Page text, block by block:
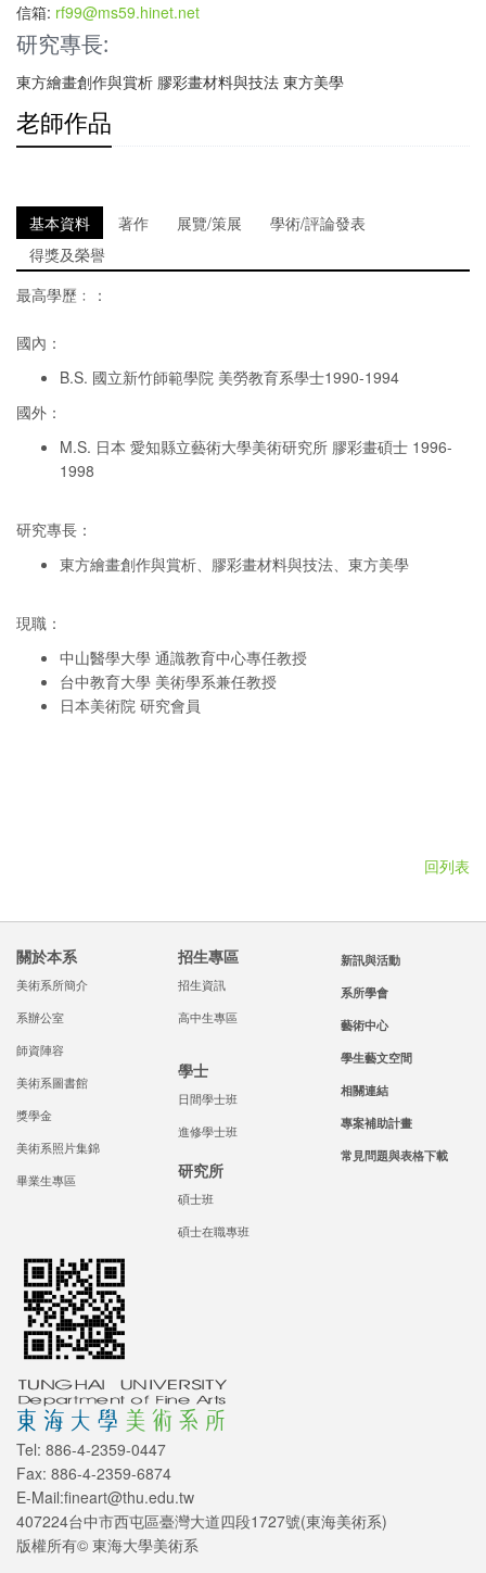
信箱: rf99@ms59.hinet.net
研究專長:
東方繪畫創作與賞析 膠彩畫材料與技法 東方美學
老師作品
基本資料 著作 展覽/策展
學術/評論發表
得獎及榮譽
最高學歷﹕：
國內：
B.S. 國立新竹師範學院 美勞教育系學士1990-1994
國外：
M.S. 日本 愛知縣立藝術大學美術研究所 膠彩畫碩士 1996-
1998
研究專長：
東方繪畫創作與賞析、膠彩畫材料與技法、東方美學
現職：
中山醫學大學 通識教育中心專任教授
台中教育大學 美術學系兼任教授
日本美術院 研究會員
回列表
關於本系
美術系所簡介
系辦公室
師資陣容
美術系圖書館
獎學金
美術系照片集錦
畢業生專區
招生專區
招生資訊
高中生專區
學士
日間學士班
進修學士班
研究所
碩士班
碩士在職專班
新訊與活動
系所學會
藝術中心
學生藝文空間
相關連結
專案補助計畫
常見問題與表格下載
Tel: 886-4-2359-0447
Fax: 886-4-2359-6874
E-Mail:fineart@thu.edu.tw
407224台中市西屯區臺灣大道四段1727號(東海美術系)
版權所有© 東海大學美術系